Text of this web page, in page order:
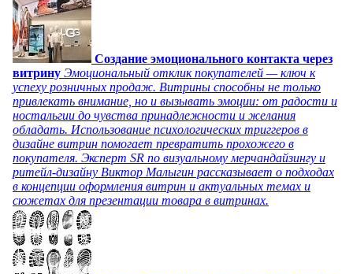
Создание эмоционального контакта через
витрину Эмоциональный отклик покупателей — ключ к
успеху розничных продаж. Витрины способны не только
привлекать внимание, но и вызывать эмоции: от радости и
ностальгии до чувства принадлежности и желания
обладать. Использование психологических триггеров в
дизайне витрин помогает превратить прохожего в
покупателя. Эксперт SR по визуальному мерчандайзингу и
ритейл-дизайну Виктор Малыгин рассказывает о подходах
в концепции оформления витрин и актуальных темах и
сюжетах для презентации товара в витринах.